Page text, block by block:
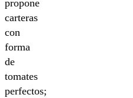
propone
carteras
con
forma
de
tomates
perfectos;